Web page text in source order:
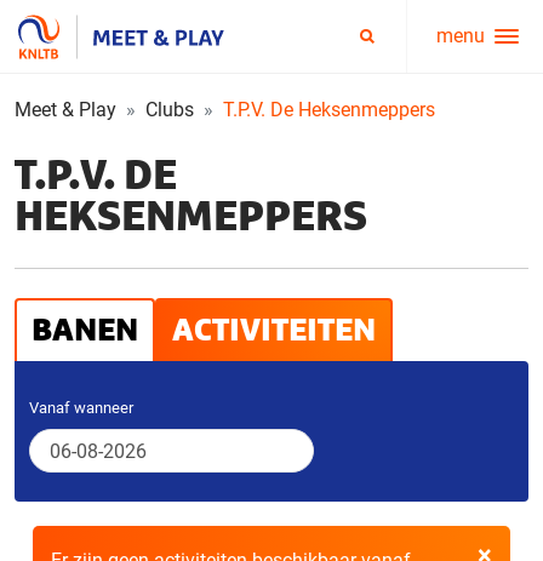
Service
menu
menu
Meet & Play Clubs T.P.V. De Heksenmeppers
T.P.V. DE
HEKSENMEPPERS
BANEN ACTIVITEITEN
Vanaf wanneer